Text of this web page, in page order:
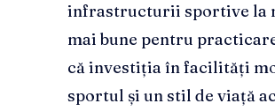
infrastructurii sportive la
mai bune pentru
că investiția în facilități
sportul și un stil de viață